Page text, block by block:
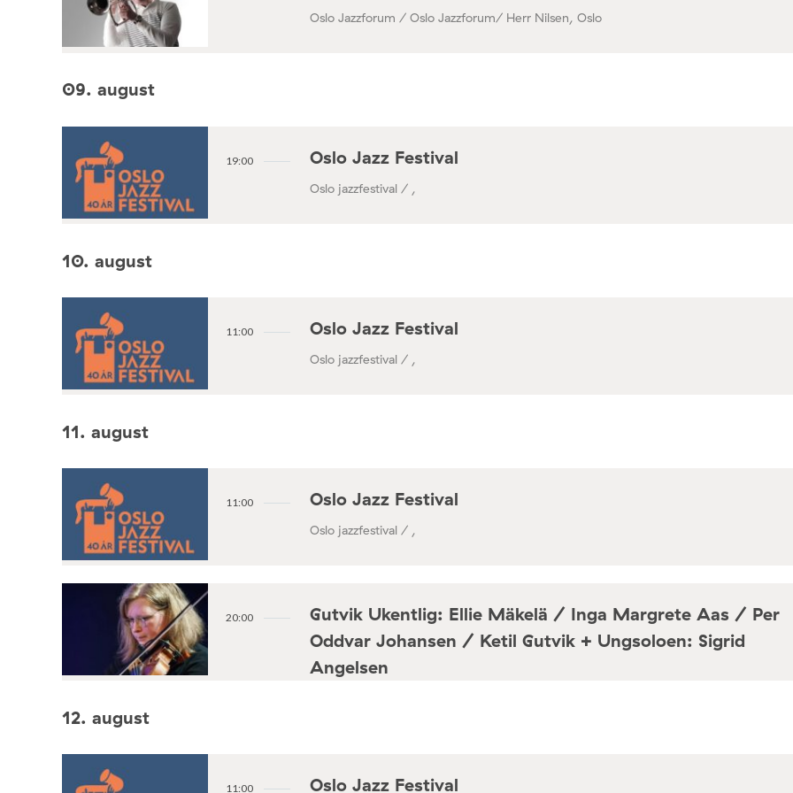
Oslo Jazzforum / Oslo Jazzforum/ Herr Nilsen, Oslo
09. august
19:00 Oslo Jazz Festival
Oslo jazzfestival / ,
10. august
11:00 Oslo Jazz Festival
Oslo jazzfestival / ,
11. august
11:00 Oslo Jazz Festival
Oslo jazzfestival / ,
20:00
Gutvik Ukentlig: Ellie Mäkelä / Inga Margrete Aas / Per
Oddvar Johansen / Ketil Gutvik + Ungsoloen: Sigrid
Angelsen
12. august
11:00 Oslo Jazz Festival